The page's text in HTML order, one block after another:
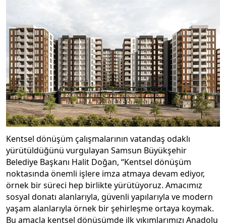
Kentsel dönüşüm çalışmalarının vatandaş odaklı
yürütüldüğünü vurgulayan Samsun Büyükşehir
Belediye Başkanı Halit Doğan, “Kentsel dönüşüm
noktasında önemli işlere imza atmaya devam ediyor,
örnek bir süreci hep birlikte yürütüyoruz. Amacımız
sosyal donatı alanlarıyla, güvenli yapılarıyla ve modern
yaşam alanlarıyla örnek bir şehirleşme ortaya koymak.
Bu amaçla kentsel dönüşümde ilk yıkımlarımızı Anadolu